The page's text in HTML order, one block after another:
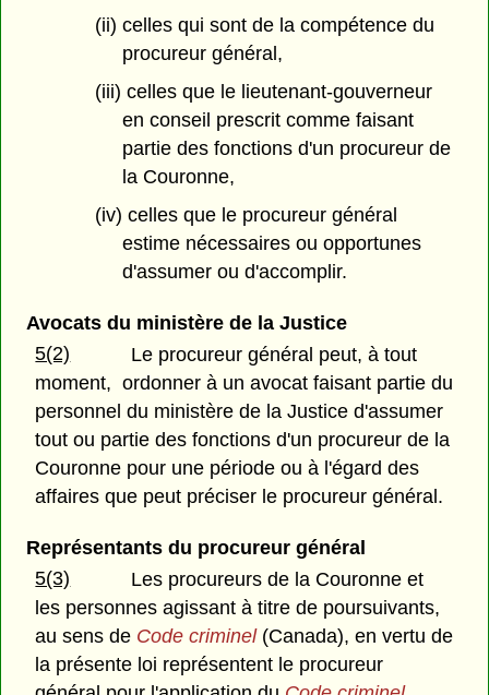
(ii) celles qui sont de la compétence du
procureur général,
(iii) celles que le lieutenant-gouverneur
en conseil prescrit comme faisant
partie des fonctions d'un procureur de
la Couronne,
(iv) celles que le procureur général
estime nécessaires ou opportunes
d'assumer ou d'accomplir.
Avocats du ministère de la Justice
5(2)
Le procureur général peut, à tout
moment, ordonner à un avocat faisant partie du
personnel du ministère de la Justice d'assumer
tout ou partie des fonctions d'un procureur de la
Couronne pour une période ou à l'égard des
affaires que peut préciser le procureur général.
Représentants du procureur général
5(3)
Les procureurs de la Couronne et
les personnes agissant à titre de poursuivants,
au sens de Code criminel(Canada), en vertu de
la présente loi représentent le procureur